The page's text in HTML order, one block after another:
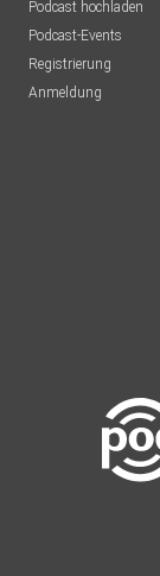
Podcast hochladen
Podcast-Events
Registrierung
Anmeldung